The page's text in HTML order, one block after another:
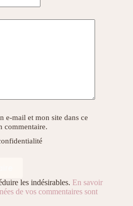
e-mail et mon site dans ce
commentaire.
les indésirables. En savoir
de vos commentaires sont